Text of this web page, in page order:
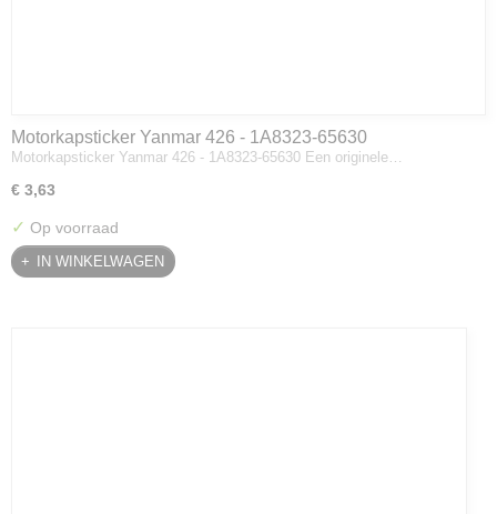
Motorkapsticker Yanmar 426 - 1A8323-65630
Motorkapsticker Yanmar 426 - 1A8323-65630 Een originele…
€ 3,63
✓ Op voorraad
IN WINKELWAGEN